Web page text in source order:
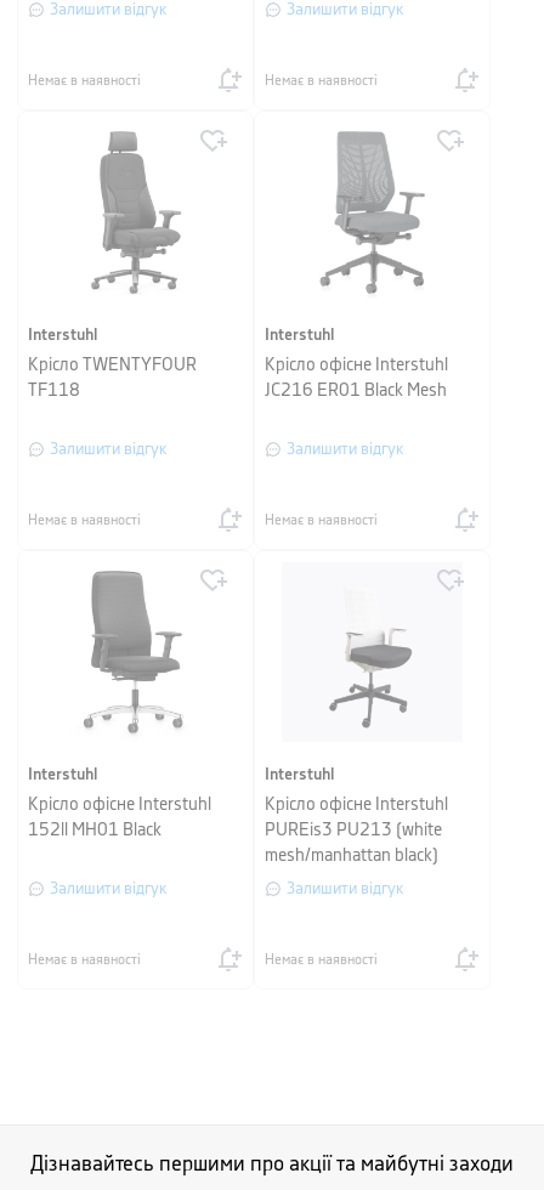
Залишити відгук
Немає в наявності
Залишити відгук
Немає в наявності
Interstuhl
Крісло TWENTYFOUR
TF118
Залишити відгук
Немає в наявності
Interstuhl
Крісло офісне Interstuhl
JC216 ER01 Black Mesh
Залишити відгук
Немає в наявності
Interstuhl
Крісло офісне Interstuhl
152ll MH01 Black
Залишити відгук
Немає в наявності
Interstuhl
Крісло офісне Interstuhl
PUREis3 PU213 (white
mesh/manhattan black)
Залишити відгук
Немає в наявності
Дізнавайтесь першими про акції та майбутні заходи